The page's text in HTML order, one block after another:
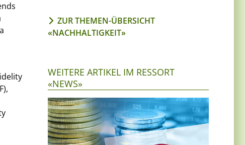
ZUR THEMEN-ÜBERSICHT
«NACHHALTIGKEIT»
WEITERE ARTIKEL IM RESSORT
«NEWS»